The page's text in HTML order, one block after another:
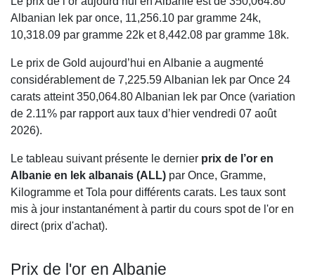
Albanian lek par once, 11,256.10 par gramme 24k,
10,318.09 par gramme 22k et8,442.08 par gramme 18k.
Le prix de Gold aujourd’hui en Albanie a augmenté
considérablement de 7,225.59 Albanian lek par Once 24
carats atteint 350,064.80 Albanian lek par Once (variation
de 2.11% par rapport aux taux d’hier vendredi 07 août
2026).
Le tableau suivant présente le dernier prix de l’or en
Albanie en lek albanais (ALL) par Once, Gramme,
Kilogramme et Tola pour différents carats. Les taux sont
mis à jour instantanément à partir du cours spot de l'or en
direct (prix d'achat).
Prix de l'or en Albanie